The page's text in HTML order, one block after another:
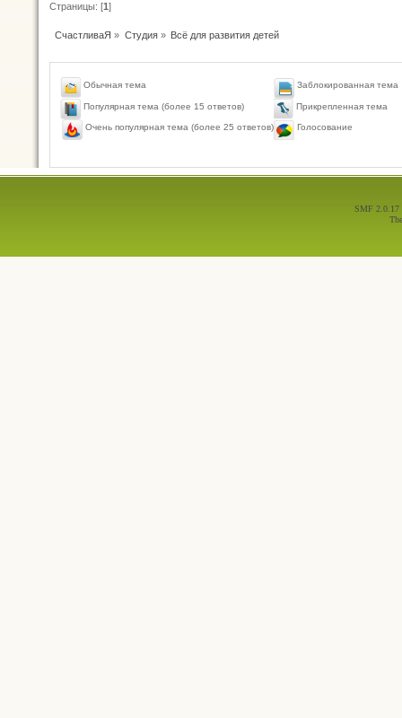
Страницы: [1]
СчастливаЯ » Студия» Всё для развития детей
Обычная тема
Популярная тема (более 15 ответов)
Очень популярная тема (более 25 ответов)
Заблокированная тема
Прикрепленная тема
Голосование
SMF 2.0.17